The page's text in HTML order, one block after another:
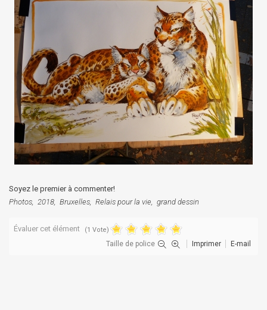
Soyez le premier à commenter!
Photos 2018 Bruxelles Relais pour la vie grand dessin
Évaluer cet élément (1 Vote)
Taille de police Imprimer E-mail